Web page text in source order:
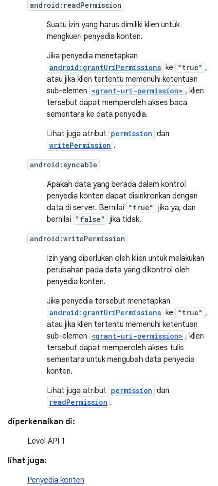
android:readPermission
Suatu izin yang harus dimiliki klien untuk
mengkueri penyedia konten.
Jika penyedia menetapkan
android:grantUriPermissions ke "true" ,
atau jika klien tertentu memenuhi ketentuan
sub-elemen <grant-uri-permission> , klien
tersebut dapat memperoleh akses baca
sementara ke data penyedia.
Lihat juga atribut permission dan
writePermission .
android:syncable
Apakah data yang berada dalam kontrol
penyedia konten dapat disinkronkan dengan
data di server. Bernilai
"true"
jika ya, dan
bernilai
"false" jika tidak.
android:writePermission
Izin yang diperlukan oleh klien untuk melakukan
perubahan pada data yang dikontrol oleh
penyedia konten.
Jika penyedia tersebut menetapkan
android:grantUriPermissions ke "true" ,
atau jika klien tertentu memenuhi ketentuan
sub-elemen <grant-uri-permission> , klien
tersebut dapat memperoleh akses tulis
sementara untuk mengubah data penyedia
konten.
Lihat juga atribut permission dan
readPermission .
diperkenalkan di:
Level API 1
lihat juga:
Penyedia konten